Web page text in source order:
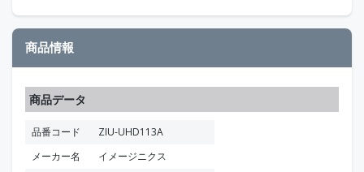
商品情報
商品データ
品番コード
ZIU-UHD113A
メーカー名
イメージニクス